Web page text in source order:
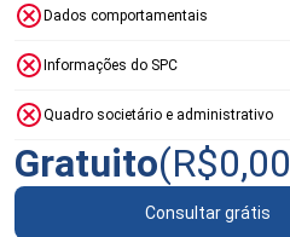
Dados comportamentais
Informações do SPC
Quadro societário e administrativo
Gratuito(R$0,00
Consultar grátis